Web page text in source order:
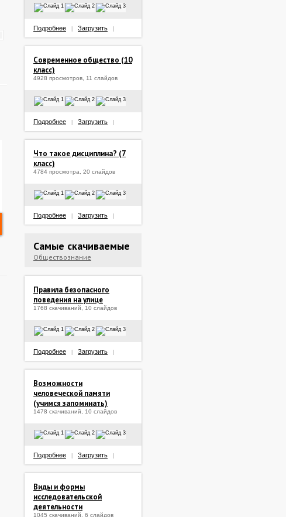
Подробнее Загрузить
Современное общество (10
класс)
4928 просмотров, 11 слайдов
Подробнее Загрузить
Что такое дисциплина? (7
класс)
4784 просмотра, 20 слайдов
Подробнее Загрузить
Самые скачиваемые
Обществознание
Правила безопасного
поведения на улице
1768 скачиваний, 10 слайдов
Подробнее Загрузить
Возможности
человеческой памяти
(учимся запоминать)
1478 скачиваний, 10 слайдов
Подробнее Загрузить
Виды и формы
исследовательской
деятельности
1045 скачиваний, 6 слайдов